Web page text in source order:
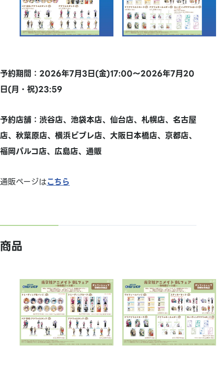
予約期間：2026年7月3日(金)17:00～2026年7月20
日(月・祝)23:59
予約店舗：渋谷店、 池袋本店、仙台店、札幌店、名古屋
店、秋葉原店、横浜ビブレ店、大阪日本橋店、京都店、
福岡パルコ店、広島店、通販
通販ページはこちら
商品